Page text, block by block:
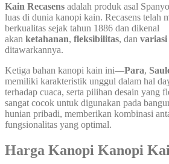
Kain Recasens adalah produk asal
luas di dunia kanopi kain. Recasens telah
berkualitas sejak tahun 1886 dan dikenal
akan ketahanan, fleksibilitas, dan
ditawarkannya.
Ketiga bahan kanopi kain ini—Para,
memiliki karakteristik unggul dalam hal
terhadap cuaca, serta pilihan desain yang
sangat cocok untuk digunakan pada
hunian pribadi, memberikan kombinasi
fungsionalitas yang optimal.
Harga Kanopi Kanopi